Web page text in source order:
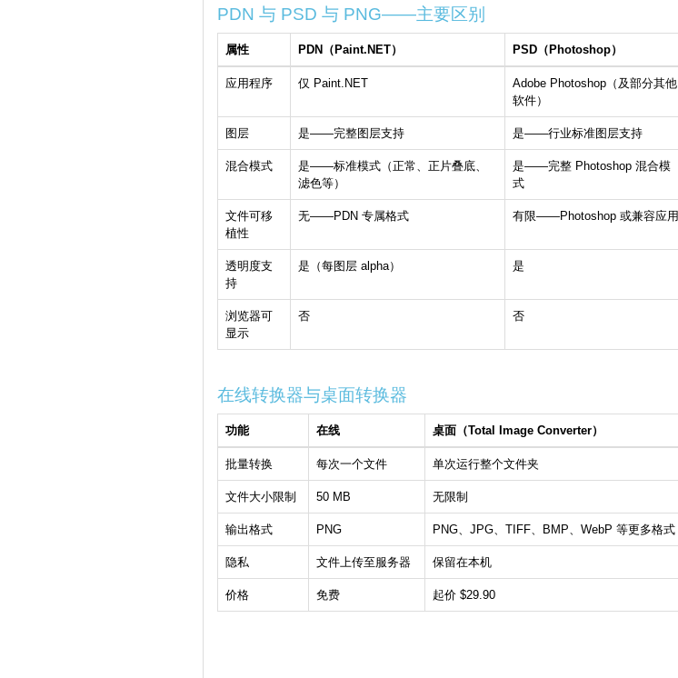
PDN 与 PSD 与 PNG——主要区别
属性 PDN（Paint.NET） PSD（Photoshop）
应用程序 仅 Paint.NET
Adobe Photoshop（及部分其他
软件）
图层 是——完整图层支持 是——行业标准图层支持
混合模式
是——标准模式（正常、正片叠底、
滤色等）
是——完整 Photoshop 混合模
式
文件可移
植性
无——PDN 专属格式 有限——Photoshop 或兼容应用
透明度支
持
是（每图层 alpha） 是
浏览器可
显示
否 否
在线转换器与桌面转换器
功能 在线 桌面（Total Image Converter）
批量转换 每次一个文件 单次运行整个文件夹
文件大小限制 50 MB 无限制
输出格式 PNG PNG、JPG、TIFF、BMP、WebP 等更多格式
隐私 文件上传至服务器 保留在本机
价格 免费 起价 $29.90